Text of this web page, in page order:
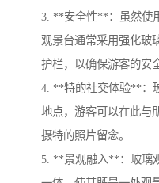
3. **安全性**：虽然使
观景台通常采用强化玻
护栏，以确保游客的安
4. **特的社交体验**：
地点，游客可以在此与
摄特的照片留念。
5. **景观融入**：玻璃